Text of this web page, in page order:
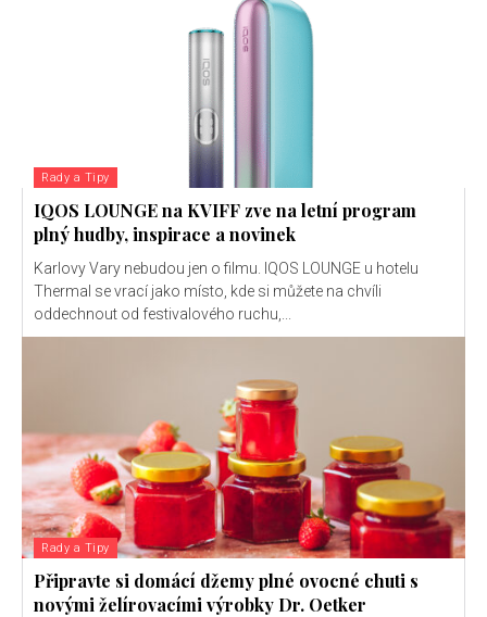
Rady a Tipy
IQOS LOUNGE na KVIFF zve na letní program
plný hudby, inspirace a novinek
Karlovy Vary nebudou jen o filmu. IQOS LOUNGE u hotelu
Thermal se vrací jako místo, kde si můžete na chvíli
oddechnout od festivalového ruchu,...
Rady a Tipy
Připravte si domácí džemy plné ovocné chuti s
novými želírovacími výrobky Dr. Oetker